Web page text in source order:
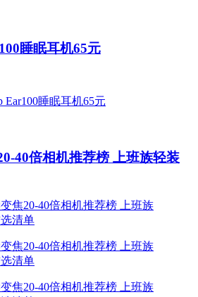
睡眠耳机65元
40倍相机推荐榜 上班族轻装